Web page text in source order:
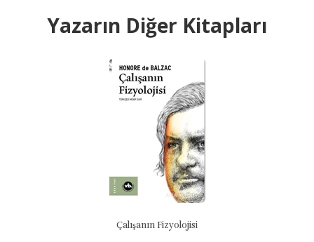
Yazarın Diğer Kitapları
Çalışanın Fizyolojisi